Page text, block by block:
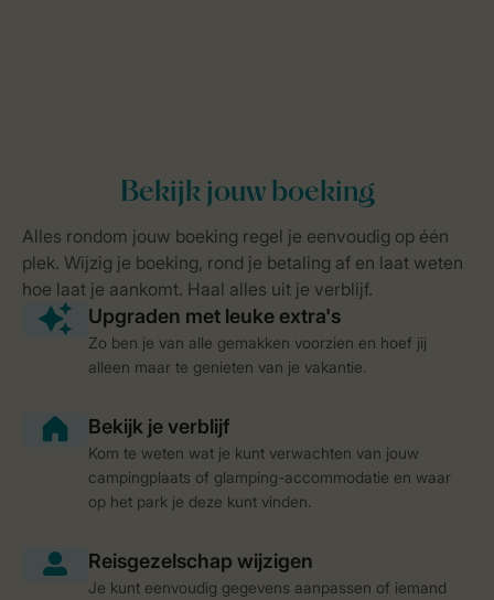
Zo ben je van alle gemakken voorzien en hoef jij
alleen maar te genieten van je vakantie.
Kom te weten wat je kunt verwachten van jouw
campingplaats of glamping-accommodatie en waar
op het park je deze kunt vinden.
Je kunt eenvoudig gegevens aanpassen of iemand